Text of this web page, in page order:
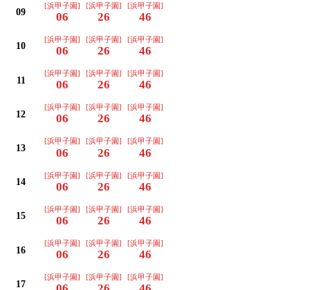
09
[浜甲子園]
06
[浜甲子園]
26
[浜甲子園]
46
10
[浜甲子園]
06
[浜甲子園]
26
[浜甲子園]
46
11
[浜甲子園]
06
[浜甲子園]
26
[浜甲子園]
46
12
[浜甲子園]
06
[浜甲子園]
26
[浜甲子園]
46
13
[浜甲子園]
06
[浜甲子園]
26
[浜甲子園]
46
14
[浜甲子園]
06
[浜甲子園]
26
[浜甲子園]
46
15
[浜甲子園]
06
[浜甲子園]
26
[浜甲子園]
46
16
[浜甲子園]
06
[浜甲子園]
26
[浜甲子園]
46
17
[浜甲子園] [浜甲子園] [浜甲子園]